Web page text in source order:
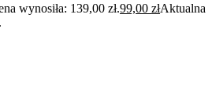
wynosiła: 139,00 zł.99,00złAktualna